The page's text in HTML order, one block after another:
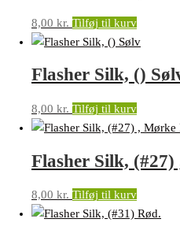
8,00 kr. Tilføj til kurv
Flasher Silk, ()
8,00 kr. Tilføj til kurv
Flasher Silk,
8,00 kr. Tilføj til kurv